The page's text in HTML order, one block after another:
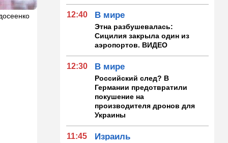
12:40 В мире
Этна разбушевалась:
Сицилия закрыла один из
аэропортов. ВИДЕО
12:30 В мире
Российский след? В
Германии предотвратили
покушение на
производителя дронов для
Украины
11:45 Израиль